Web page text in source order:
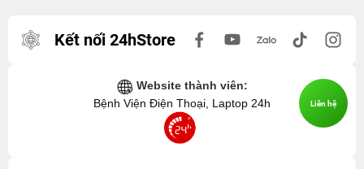
Kết nối 24hStore
Website thành viên:
Bệnh Viện Điện Thoại, Laptop 24h
Liên hệ